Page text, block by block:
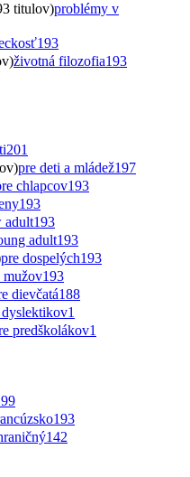
titulov)problémy v
193
životná filozofia193
201
pre deti a mládež197
chlapcov193
193
adult193
adult193
pre dospelých193
mužov193
dievčatá188
dyslektikov1
predškolákov1
193
142